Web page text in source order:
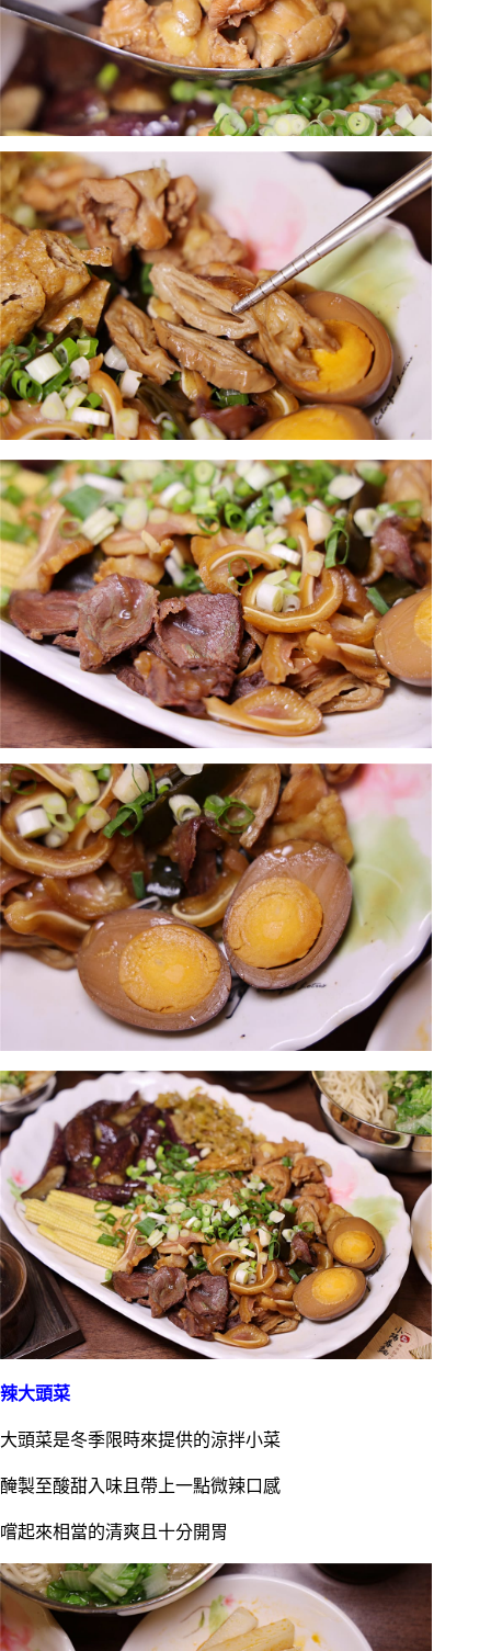
辣大頭菜
大頭菜是冬季限時來提供的涼拌小菜
醃製至酸甜入味且帶上一點微辣口感
嚐起來相當的清爽且十分開胃